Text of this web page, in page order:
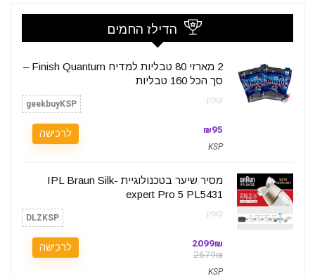
הדילז החמים
2 מארזי 80 טבליות למדיח Finish Quantum –
סך הכל 160 טבליות
קופון: geekbuyKSP
₪95
KSP
לרכישה
מסיר שיער בטכנולוגיית IPL Braun Silk-
expert Pro 5 PL5431
קופון: DLZKSP
2099₪
2679₪
KSP
לרכישה